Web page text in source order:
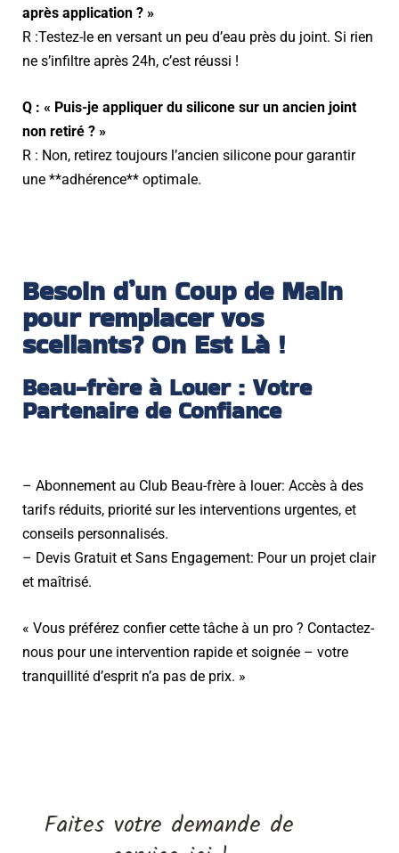
après application ? »
R :Testez-le en versant un peu d’eau près du joint. Si rien
ne s’infiltre après 24h, c’est réussi !
Q : « Puis-je appliquer du silicone sur un ancien joint
non retiré ? »
R : Non, retirez toujours l’ancien silicone pour garantir
une **adhérence** optimale.
Besoin d’un Coup de Main
pour remplacer vos
scellants? On Est Là !
Beau-frère à Louer : Votre
Partenaire de Confiance
– Abonnement au Club Beau-frère à louer: Accès à des
tarifs réduits, priorité sur les interventions urgentes, et
conseils personnalisés.
– Devis Gratuit et Sans Engagement: Pour un projet clair
et maîtrisé.
« Vous préférez confier cette tâche à un pro ? Contactez-
nous pour une intervention rapide et soignée – votre
tranquillité d’esprit n’a pas de prix. »